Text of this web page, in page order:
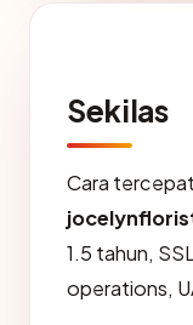
Sekilas
Cara
1.5 tahun,
operations,